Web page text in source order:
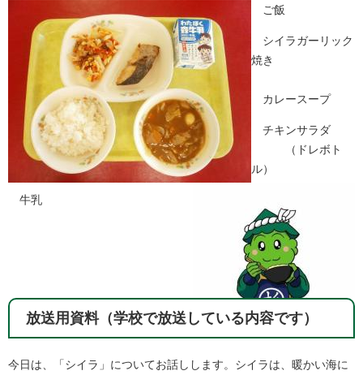
ご飯
シイラガーリック
焼き
カレースープ
チキンサラダ
（ドレボト
ル）
牛乳
放送用資料（学校で放送している内容です）
今日は、「シイラ」についてお話しします。シイラは、暖かい海に